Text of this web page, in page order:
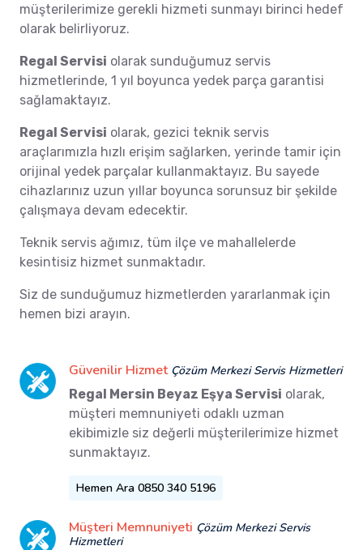
müşterilerimize gerekli hizmeti sunmayı birinci hedef
olarak belirliyoruz.
Regal Servisi olarak sunduğumuz servis
hizmetlerinde, 1 yıl boyunca yedek parça garantisi
sağlamaktayız.
Regal Servisi olarak, gezici teknik servis
araçlarımızla hızlı erişim sağlarken, yerinde tamir için
orijinal yedek parçalar kullanmaktayız. Bu sayede
cihazlarınız uzun yıllar boyunca sorunsuz bir şekilde
çalışmaya devam edecektir.
Teknik servis ağımız, tüm ilçe ve mahallelerde
kesintisiz hizmet sunmaktadır.
Siz de sunduğumuz hizmetlerden yararlanmak için
hemen bizi arayın.
Güvenilir Hizmet Çözüm Merkezi Servis Hizmetleri
Regal Mersin Beyaz Eşya Servisi olarak,
müşteri memnuniyeti odaklı uzman
ekibimizle siz değerli müşterilerimize hizmet
sunmaktayız.
Hemen Ara 0850 340 5196
Müşteri Memnuniyeti Çözüm Merkezi Servis
Hizmetleri